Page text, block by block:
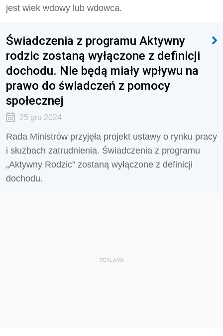
jest wiek wdowy lub wdowca.
Świadczenia z programu Aktywny
rodzic zostaną wyłączone z definicji
dochodu. Nie będą miały wpływu na
prawo do świadczeń z pomocy
społecznej
25 gru 2024
Rada Ministrów przyjęła projekt ustawy o rynku pracy
i służbach zatrudnienia. Świadczenia z programu
„Aktywny Rodzic” zostaną wyłączone z definicji
dochodu.
REKLAMA